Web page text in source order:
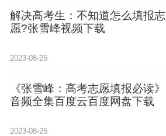
解决高考生：不知道怎么填报志
愿?张雪峰视频下载
2023-08-25
《张雪峰：高考志愿填报必读》
音频全集百度云百度网盘下载
2023-08-25